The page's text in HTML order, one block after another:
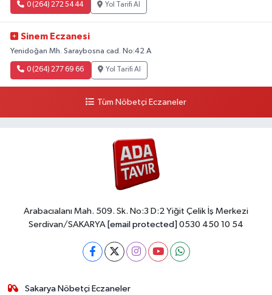
0 (264) 272 54 44 Yol Tarifi Al
Sinem Eczanesi
Yenidoğan Mh. Saraybosna cad. No:42 A
0 (264) 277 69 66 Yol Tarifi Al
Tüm Nöbetçi Eczaneler
Arabacıalanı Mah. 509. Sk. No:3 D:2 Yiğit Çelik İş Merkezi
Serdivan/SAKARYA [email protected] 0530 450 10 54
Sakarya Nöbetçi Eczaneler